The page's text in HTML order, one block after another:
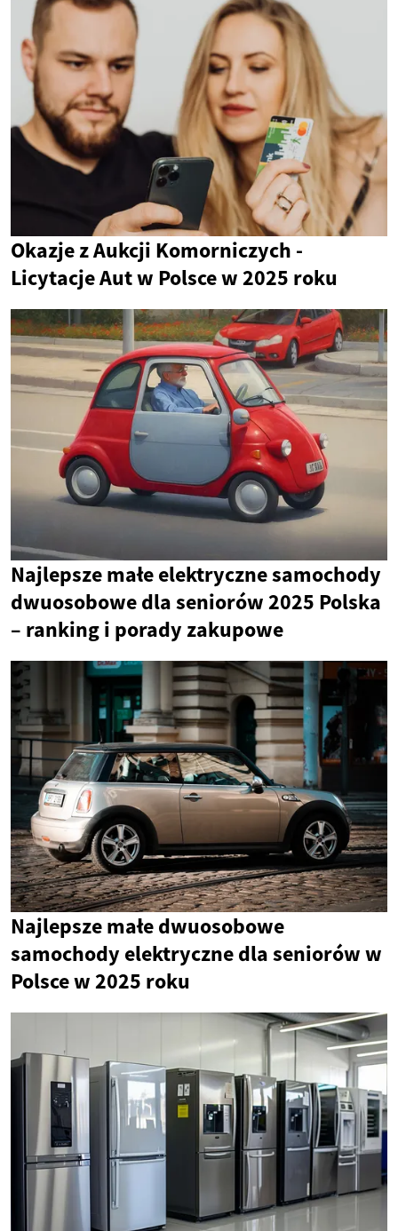
Okazje z Aukcji Komorniczych -
Licytacje Aut w Polsce w 2025 roku
Najlepsze małe elektryczne samochody
dwuosobowe dla seniorów 2025 Polska
– ranking i porady zakupowe
Najlepsze małe dwuosobowe
samochody elektryczne dla seniorów w
Polsce w 2025 roku